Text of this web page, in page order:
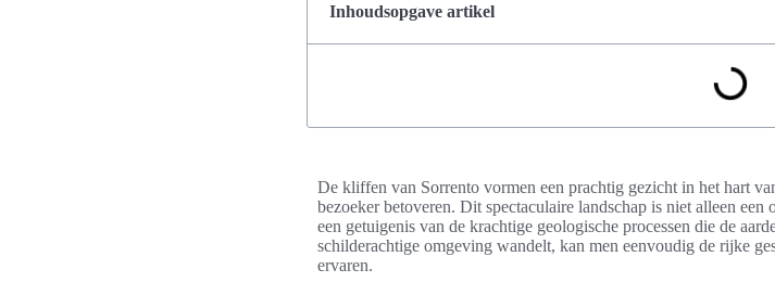
Inhoudsopgave artikel
De kliffen van Sorrento vormen een prachtig gezicht in het hart
bezoeker betoveren. Dit spectaculaire landschap is niet alleen een
een getuigenis van de krachtige geologische processen die de
schilderachtige omgeving wandelt, kan men eenvoudig de rijke
ervaren.